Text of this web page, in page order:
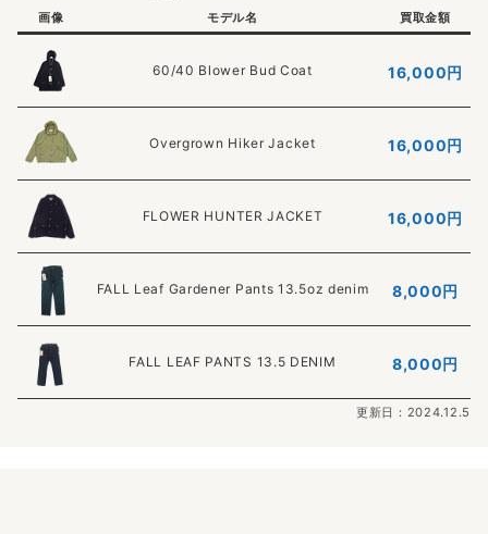
画像 モデル名 買取金額
60/40 Blower Bud Coat 16,000円
Overgrown Hiker Jacket 16,000円
FLOWER HUNTER JACKET 16,000円
FALL Leaf Gardener Pants 13.5oz denim 8,000円
FALL LEAF PANTS 13.5 DENIM 8,000円
更新日：2024.12.5